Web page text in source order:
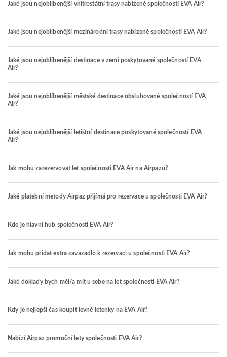
Jaké jsou nejoblíbenější vnitrostátní trasy nabízené společností EVA Air?
Jaké jsou nejoblíbenější mezinárodní trasy nabízené společností EVA Air?
Jaké jsou nejoblíbenější destinace v zemi poskytované společností EVA
Air?
Jaké jsou nejoblíbenější městské destinace obsluhované společností EVA
Air?
Jaké jsou nejoblíbenější letištní destinace poskytované společností EVA
Air?
Jak mohu zarezervovat let společnosti EVA Air na Airpazu?
Jaké platební metody Airpaz přijímá pro rezervace u společnosti EVA Air?
Kde je hlavní hub společnosti EVA Air?
Jak mohu přidat extra zavazadlo k rezervaci u společnosti EVA Air?
Jaké doklady bych měl/a mít u sebe na let společnosti EVA Air?
Kdy je nejlepší čas koupit levné letenky na EVA Air?
Nabízí Airpaz promoční lety společnosti EVA Air?